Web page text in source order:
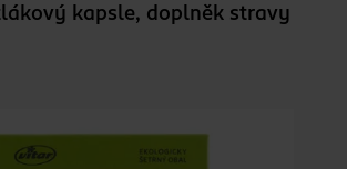
kapsle, doplněk stravy